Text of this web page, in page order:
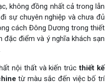
không đồng nhất cả trong lẫn
sự chuyên nghiệp và chưa đủ
cách Đông Dương trong thiết
đặc điểm và ý nghĩa khách sạn
nội thất và kiến trúcthiết kế
từ màu sắc đến việc bố trí